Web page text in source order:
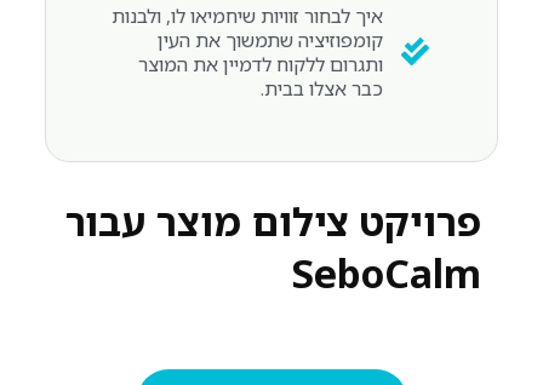
איך לבחור זוויות שיחמיאו לו, ולבנות
קומפוזיציה שתמשוך את העין
ותגרום ללקוח לדמיין את המוצר
כבר אצלו בבית.
פרויקט צילום מוצר עבור
SeboCalm